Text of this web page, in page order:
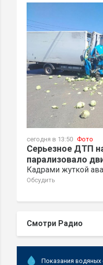
сегодня в 13:50 Фото
Серьезное ДТП
парализовало
Кадрами жуткой
Обсудить
Смотри Радио
Показания водяных